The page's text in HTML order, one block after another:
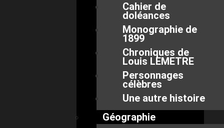
Cahier de
doléances
Monographie de
1899
Chroniques de
Louis LEMETRE
Personnages
célèbres
Une autre histoire
Géographie